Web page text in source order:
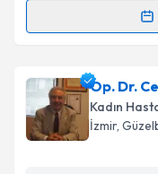
kapsamda
Randevu
Op. Dr.
talebi oluşturun.
için bir takvim
bilgilendireceğiz.
Op. Dr.
Kadın
İzmir,